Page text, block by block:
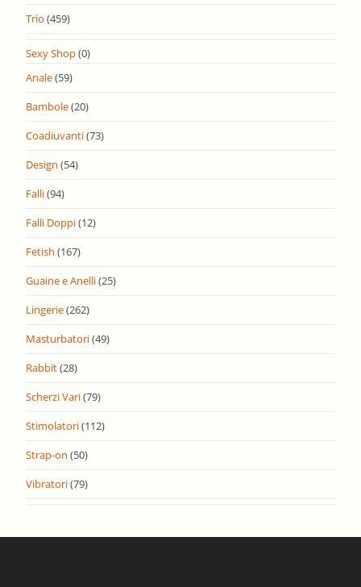
Trio (459)
Sexy Shop(0)
Anale(59)
Bambole(20)
Coadiuvanti(73)
Design (54)
Falli(94)
Falli Doppi(12)
Fetish (167)
Guaine e Anelli(25)
Lingerie(262)
Masturbatori(49)
Rabbit(28)
Scherzi Vari(79)
Stimolatori(112)
Strap-on (50)
Vibratori(79)